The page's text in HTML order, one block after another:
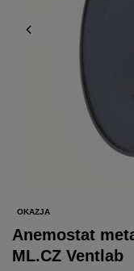
OKAZJA
Anemostat
ML.CZ Ventlab